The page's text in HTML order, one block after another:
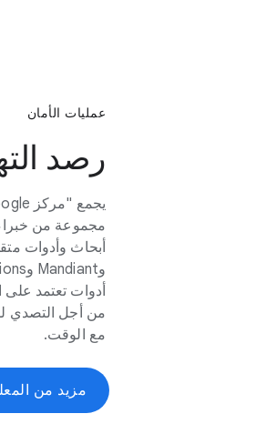
عمليات الأمان
رصد
أدوات تعتمد على
من أجل التصدي
مع الوقت.
مزيد من